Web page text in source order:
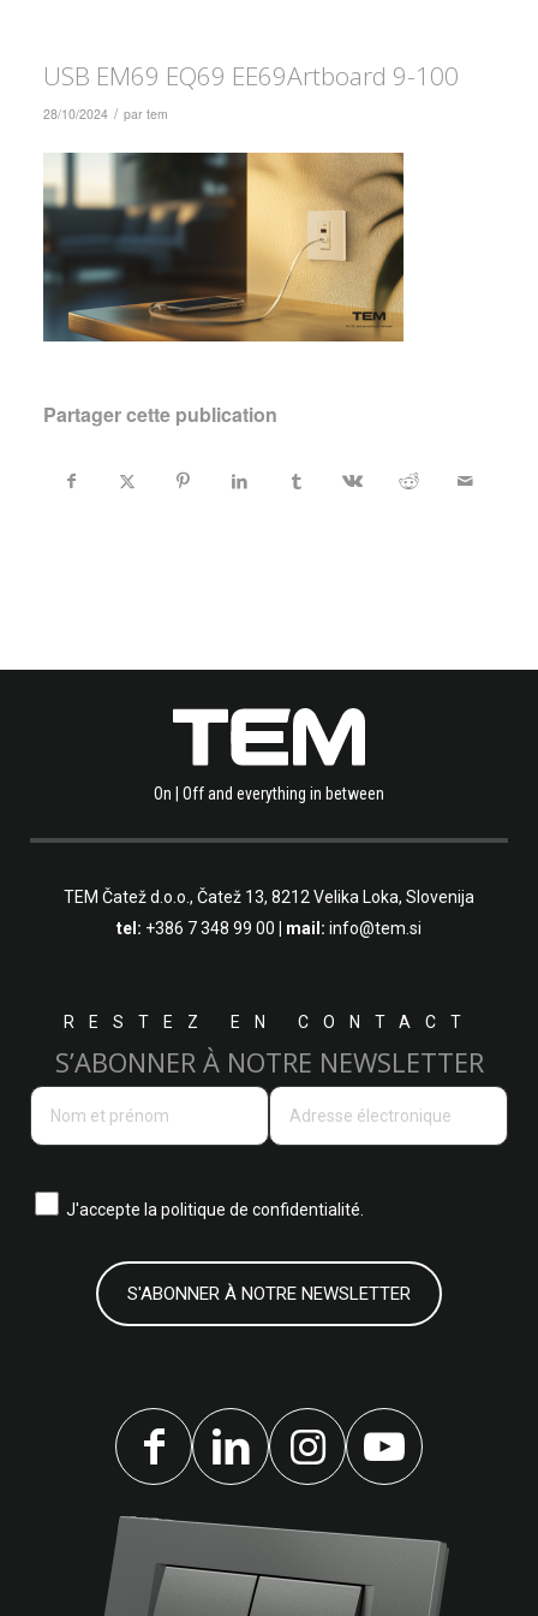
USB EM69 EQ69 EE69Artboard 9-100
28/10/2024 / par tem
Partager cette publication
On | Off and everything in between
TEM Čatež d.o.o., Čatež 13, 8212 Velika Loka, Slovenija
tel: +386 7 348 99 00 | mail: info@tem.si
RESTEZ EN CONTACT
S’ABONNER À NOTRE NEWSLETTER
J'accepte la politique de confidentialité.